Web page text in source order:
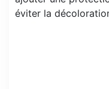
éviter la